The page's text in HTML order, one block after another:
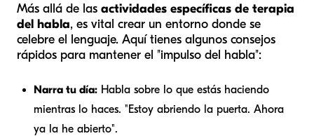
Más allá de las actividades específicas de terapia
del habla, es vital crear un entorno donde se
celebre el lenguaje. Aquí tienes algunos consejos
rápidos para mantener el "impulso del habla":
Narra tu día: Habla sobre lo que estás haciendo
mientras lo haces. "Estoy abriendo la puerta. Ahora
ya la he abierto".